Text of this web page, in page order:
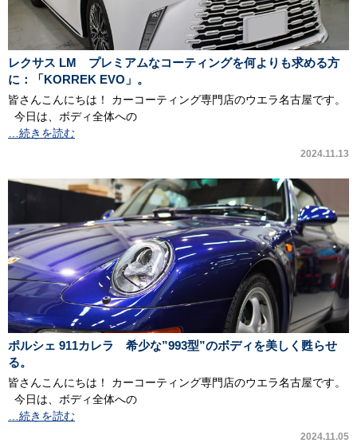
レクサス LM プレミアムなコーティングを何よりも求める方
に：「KORREK EVO」。
皆さんこんにちは！ カーコーティング専門店のウエラ名古屋です。
今日は、ボディ全体への
…続きを読む
2024.11.13
ポルシェ 911カレラ 希少な”993型”のボディを美しく甦らせ
る。
皆さんこんにちは！ カーコーティング専門店のウエラ名古屋です。
今日は、ボディ全体への
…続きを読む
2024.11.05